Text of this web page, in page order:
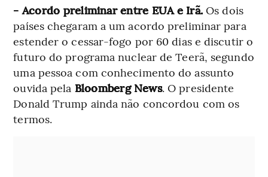
- Acordo preliminar entre EUA e Irã. Os dois
países chegaram a um acordo preliminar para
estender o cessar-fogo por 60 dias e discutir o
futuro do programa nuclear de Teerã, segundo
uma pessoa com conhecimento do assunto
ouvida pela Bloomberg News. O presidente
Donald Trump ainda não concordou com os
termos.